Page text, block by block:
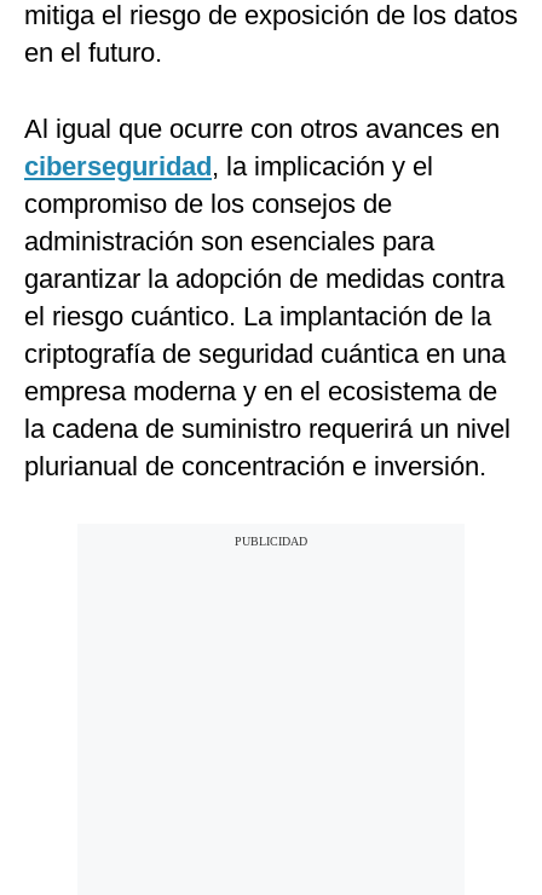
mitiga el riesgo de exposición de los datos
en el futuro.
Al igual que ocurre con otros avances en
ciberseguridad, la implicación y el
compromiso de los consejos de
administración son esenciales para
garantizar la adopción de medidas contra
el riesgo cuántico. La implantación de la
criptografía de seguridad cuántica en una
empresa moderna y en el ecosistema de
la cadena de suministro requerirá un nivel
plurianual de concentración e inversión.